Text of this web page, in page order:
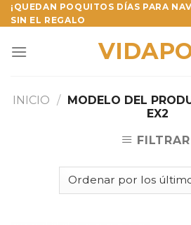
Skip
to
¡QUEDAN POQUITOS DÍAS PARA
SIN EL REGALO
INICIO / MODELO DEL
EX2
FILTRAR